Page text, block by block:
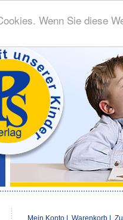
Wenn Sie diese
Mein Konto Warenkorb